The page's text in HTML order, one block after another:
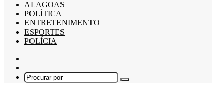
ALAGOAS
POLÍTICA
ENTRETENIMENTO
ESPORTES
POLÍCIA
skin
Procurar